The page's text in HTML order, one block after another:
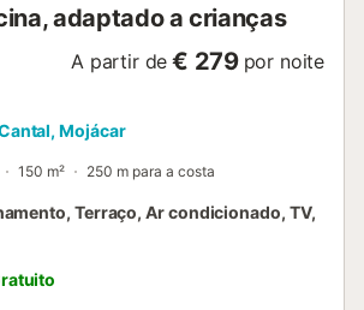
adaptado a crianças
A partir de € 279 por noite
Mojácar
150 m² 250 m para a costa
Terraço, Ar condicionado, TV,